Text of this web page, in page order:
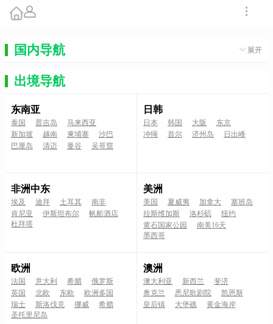
国内导航 展开
出境导航
东南亚
泰国 普吉岛
马来西亚
新加坡
越南 柬埔寨
沙巴
巴厘岛
清迈 曼谷 吴哥窟
日韩
日本 韩国 大阪
东京
冲绳
首尔 济州岛 日出峰
非洲中东
埃及 迪拜 土耳其
南非
肯尼亚
伊斯坦布尔
帆船酒店
杜拜塔
美洲
美国 夏威夷 加拿大
塞班岛
拉斯维加斯
洛杉矶
纽约
黄石国家公园
南美16天
墨西哥
欧洲
法国 意大利 希腊
俄罗斯
英国
北欧 东欧
欧洲多国
瑞士
斯洛伐克 挪威
希腊
圣托里尼岛
澳洲
澳大利亚 新西兰
斐济
奥克兰
悉尼歌剧院
凯恩斯
皇后镇
大堡礁 黄金海岸